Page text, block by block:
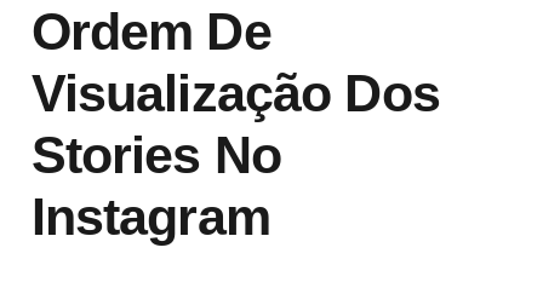
Ordem De
Visualização Dos
Stories No
Instagram